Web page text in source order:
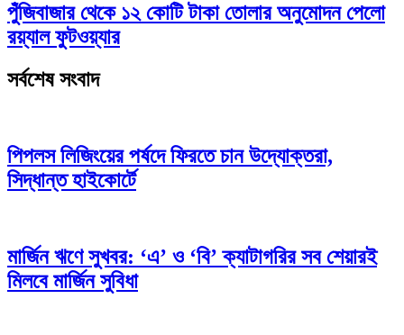
পুঁজিবাজার থেকে ১২ কোটি টাকা তোলার অনুমোদন পেলো
রয়্যাল ফুটওয়্যার
সর্বশেষ সংবাদ
পিপলস লিজিংয়ের পর্ষদে ফিরতে চান উদ্যোক্তরা,
সিদ্ধান্ত হাইকোর্টে
মার্জিন ঋণে সুখবর: ‘এ’ ও ‘বি’ ক্যাটাগরির সব শেয়ারই
মিলবে মার্জিন সুবিধা